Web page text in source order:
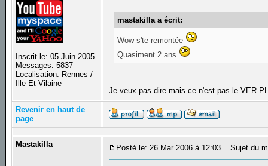
Inscrit le: 05 Juin 2005
Messages: 5837
Localisation: Rennes /
Ille Et Vilaine
mastakilla a écrit:
Wow s'te remontée
Quasiment 2 ans
Je veux pas dire mais ce n'est pas le VER
Revenir en haut de
page
Mastakilla Posté le: 26 Mar 2006 à 12:03 Sujet du